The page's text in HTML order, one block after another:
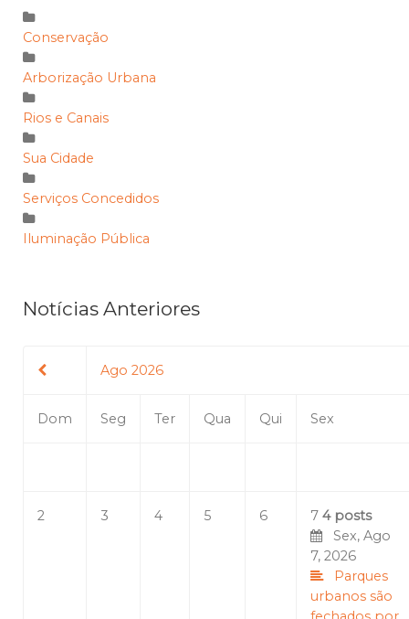
Conservação
Arborização Urbana
Rios e Canais
Sua Cidade
Serviços Concedidos
Iluminação Pública
Notícias Anteriores
Ago 2026
Dom Seg Ter Qua Qui Sex
2 3 4 5 6 7 4 posts
Sex, Ago
7, 2026
Parques
urbanos são